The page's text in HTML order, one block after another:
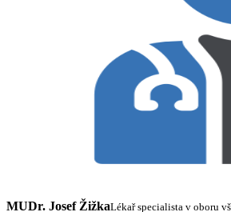
MUDr. Josef ŽižkaLékař specialista v oboru